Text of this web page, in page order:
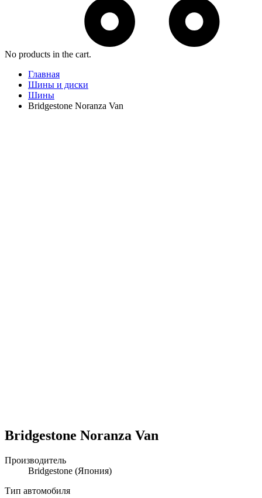
No products in the cart.
Главная
Шины и диски
Шины
Bridgestone Noranza Van
Bridgestone Noranza Van
Производитель
Bridgestone (Япония)
Тип автомобиля